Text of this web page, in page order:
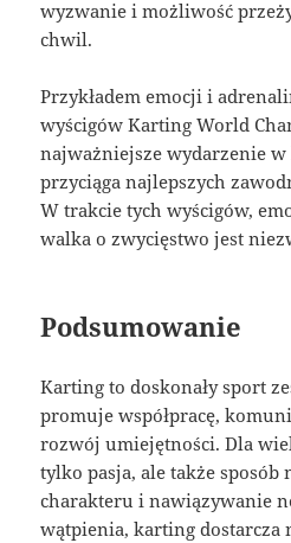
wyzwanie i możliwość
chwil.
Przykładem emocji i
wyścigów Karting World
najważniejsze wydarzenie
przyciąga najlepszych
W trakcie tych wyścigów,
walka o zwycięstwo jest
Podsumowanie
Karting to doskonały sport
promuje współpracę,
rozwój umiejętności. Dla
tylko pasja, ale także sposób
charakteru i nawiązywanie
wątpienia, karting dostarcza